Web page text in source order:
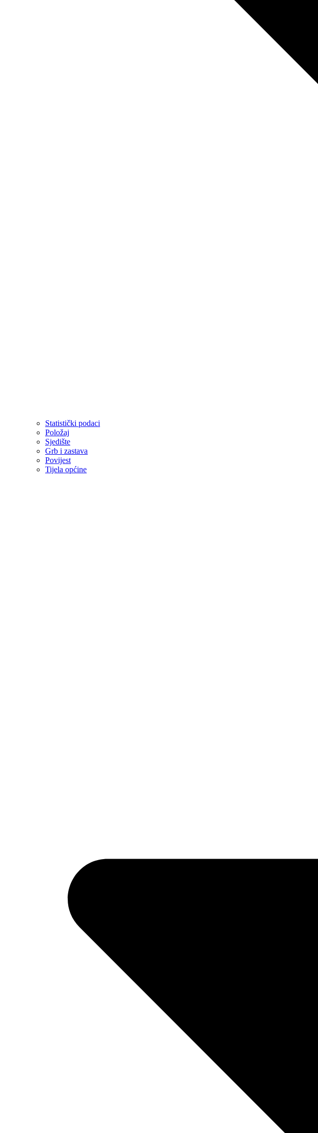
Statistički podaci
Položaj
Sjedište
Grb i zastava
Povijest
Tijela općine